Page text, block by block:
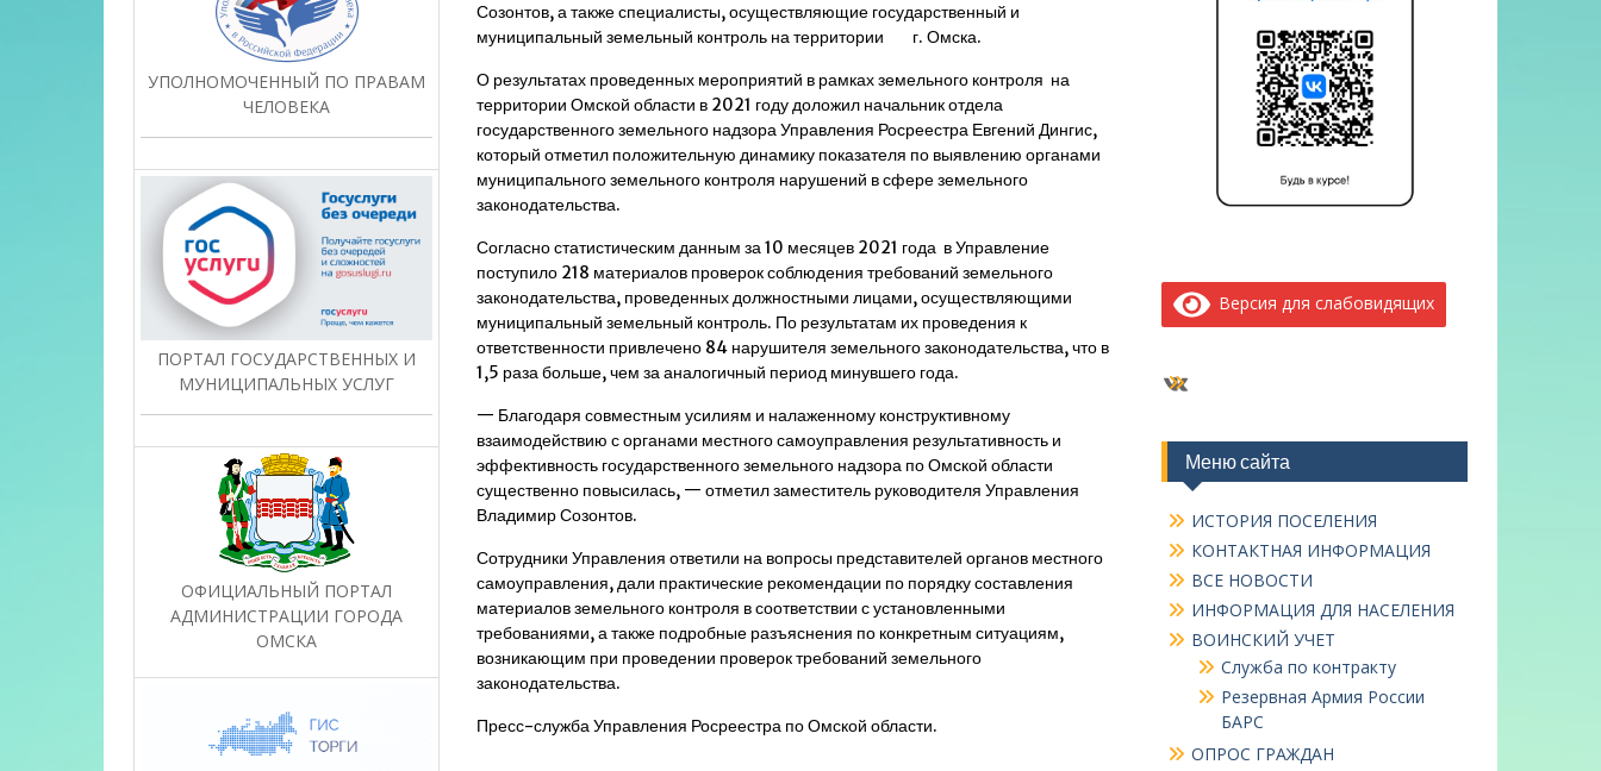
Созонтов, а также специалисты, осуществляющие государственный и
муниципальный земельный контроль на территории г. Омска.
О результатах проведенных мероприятий в рамках земельного контроля на
территории Омской области в 2021 году доложил начальник отдела
государственного земельного надзора Управления Росреестра Евгений Дингис,
который отметил положительную динамику показателя по выявлению органами
муниципального земельного контроля нарушений в сфере земельного
законодательства.
Согласно статистическим данным за 10 месяцев 2021 года в Управление
поступило 218 материалов проверок соблюдения требований земельного
законодательства, проведенных должностными лицами, осуществляющими
муниципальный земельный контроль. По результатам их проведения к
ответственности привлечено 84 нарушителя земельного законодательства, что в
1,5 раза больше, чем за аналогичный период минувшего года.
— Благодаря совместным усилиям и налаженному конструктивному
взаимодействию с органами местного самоуправления результативность и
эффективность государственного земельного надзора по Омской области
существенно повысилась, — отметил заместитель руководителя Управления
Владимир Созонтов.
Сотрудники Управления ответили на вопросы представителей органов местного
самоуправления, дали практические рекомендации по порядку составления
материалов земельного контроля в соответствии с установленными
требованиями, а также подробные разъяснения по конкретным ситуациям,
возникающим при проведении проверок требований земельного
законодательства.
Пресс-служба Управления Росреестра по Омской области.
Версия для слабовидящих
ВКонтакте
Меню сайта
ИСТОРИЯ ПОСЕЛЕНИЯ
КОНТАКТНАЯ ИНФОРМАЦИЯ
ВСЕ НОВОСТИ
ИНФОРМАЦИЯ ДЛЯ НАСЕЛЕНИЯ
ВОИНСКИЙ УЧЕТ
Служба по контракту
Резервная Армия России
БАРС
ОПРОС ГРАЖДАН
УПОЛНОМОЧЕННЫЙ ПО ПРАВАМ
ЧЕЛОВЕКА
ПОРТАЛ ГОСУДАРСТВЕННЫХ И
МУНИЦИПАЛЬНЫХ УСЛУГ
ОФИЦИАЛЬНЫЙ ПОРТАЛ
АДМИНИСТРАЦИИ ГОРОДА
ОМСКА